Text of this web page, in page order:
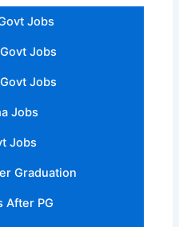
Jobs
Jobs
Jobs
Jobs
Jobs
Graduation
After PG